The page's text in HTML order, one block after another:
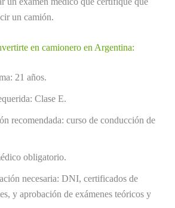
un camión.
en camionero en Argentina:
21 años.
Clase E.
recomendada: curso de conducción de
obligatorio.
necesaria: DNI, certificados de
y aprobación de exámenes teóricos y